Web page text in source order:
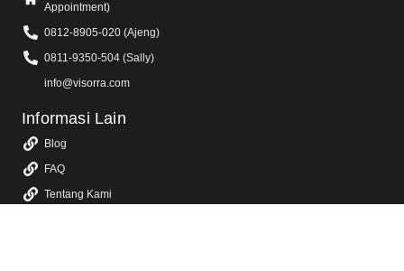
Appointment)
0812-8905-020 (Ajeng)
0811-9350-504 (Sally)
info@visorra.com
Informasi Lain
Blog
FAQ
Tentang Kami